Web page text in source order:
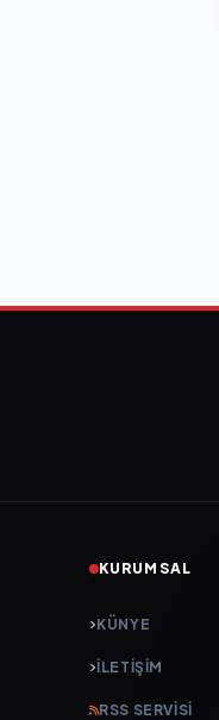
KURUMSAL
KÜNYE
İLETIŞIM
RSS SERVISI